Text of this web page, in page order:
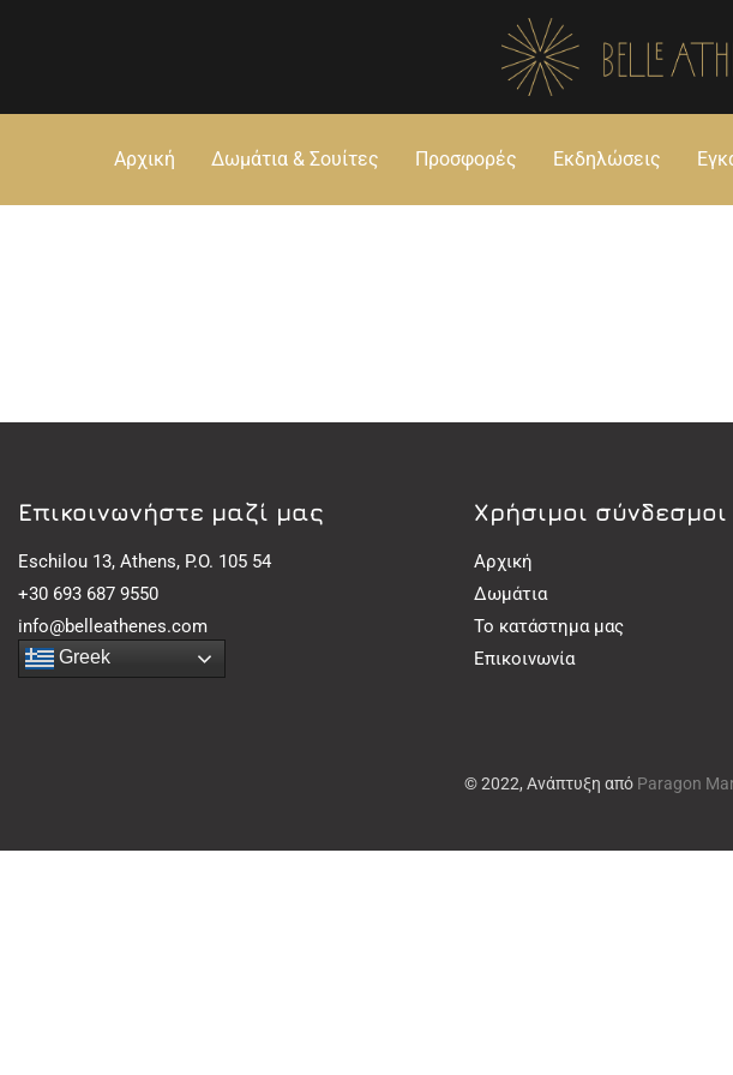
Αρχική Δωμάτια & Σουίτες Προσφορές Εκδηλώσεις
Eπικοινωνήστε μαζί μας
Eschilou 13, Athens, P.O. 105 54
+30 693 687 9550
info@belleathenes.com
Greek
Χρήσιμοι σύνδεσμοι
Αρχική
Δωμάτια
Το κατάστημα μας
Επικοινωνία
© 2022, Ανάπτυξη από Paragon